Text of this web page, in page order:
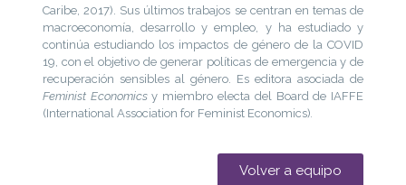
Caribe, 2017). Sus últimos trabajos se centran en temas de
macroeconomía, desarrollo y empleo, y ha estudiado y
continúa estudiando los impactos de género de la COVID
19, con el objetivo de generar políticas de emergencia y de
recuperación sensibles al género. Es editora asociada de
Feminist Economicsy miembro electa del Board de IAFFE
(International Association for Feminist Economics).
Volver a equipo